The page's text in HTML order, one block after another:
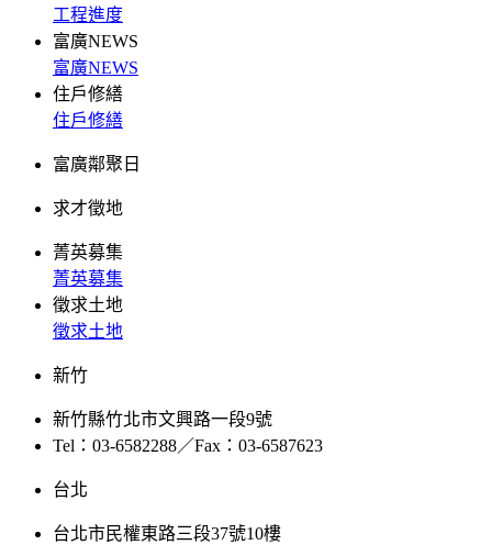
工程進度
富廣NEWS
富廣NEWS
住戶修繕
住戶修繕
富廣鄰聚日
求才徵地
菁英募集
菁英募集
徵求土地
徵求土地
新竹
新竹縣竹北市文興路一段9號
Tel：03-6582288／Fax：03-6587623
台北
台北市民權東路三段37號10樓